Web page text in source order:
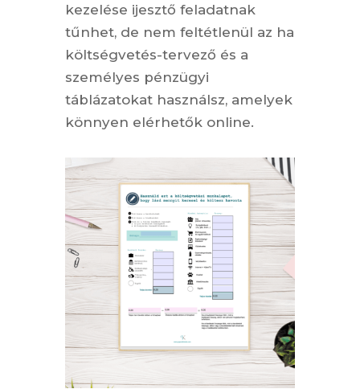
kezelése ijesztő feladatnak
tűnhet, de nem feltétlenül az ha
költségvetés-tervező és a
személyes pénzügyi
táblázatokat használsz, amelyek
könnyen elérhetők online.